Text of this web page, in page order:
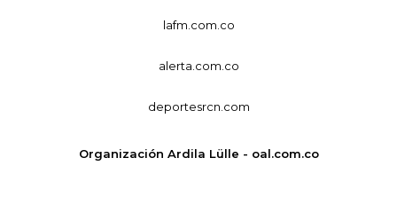
lafm.com.co
alerta.com.co
deportesrcn.com
Organización Ardila Lülle - oal.com.co